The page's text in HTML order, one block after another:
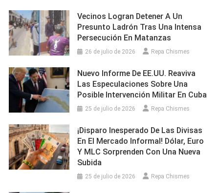
Vecinos Logran Detener A Un
Presunto Ladrón Tras Una Intensa
Persecución En Matanzas
26 de julio de 2026 Repa Chismes
Nuevo Informe De EE.UU. Reaviva
Las Especulaciones Sobre Una
Posible Intervención Militar En Cuba
25 de julio de 2026 Repa Chismes
¡Disparo Inesperado De Las Divisas
En El Mercado Informal! Dólar, Euro
Y MLC Sorprenden Con Una Nueva
Subida
25 de julio de 2026 Repa Chismes